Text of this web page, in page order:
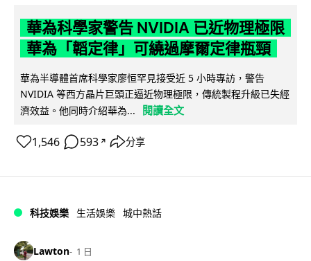
華為科學家警告 NVIDIA 已近物理極限
華為「韜定律」可繞過摩爾定律瓶頸
華為半導體首席科學家廖恒罕見接受近 5 小時專訪，警告
NVIDIA 等西方晶片巨頭正逼近物理極限，傳統製程升級已失經
濟效益。他同時介紹華為...
閱讀全文
1,546 593 ↗ 分享
科技娛樂 生活娛樂 城中熱話
Lawton 1 日